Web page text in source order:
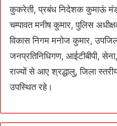
कुकरेती, प्रबंध निदेशक कुमाऊं मंडल
चम्पावत मनीष कुमार, पुलिस
विकास निगम मनोज कुमार,
जनप्रतिनिधिगण, आईटीबीपी,
राज्यों से आए श्रद्धालु, जिला
उपस्थित रहे।